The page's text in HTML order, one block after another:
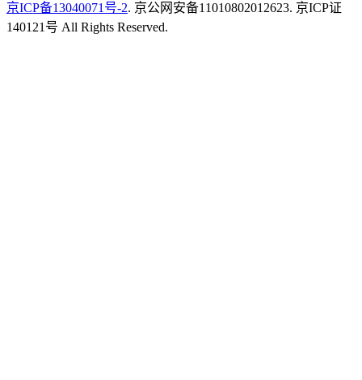
京ICP备13040071号-2. 京公网安备11010802012623. 京ICP证
140121号 All Rights Reserved.